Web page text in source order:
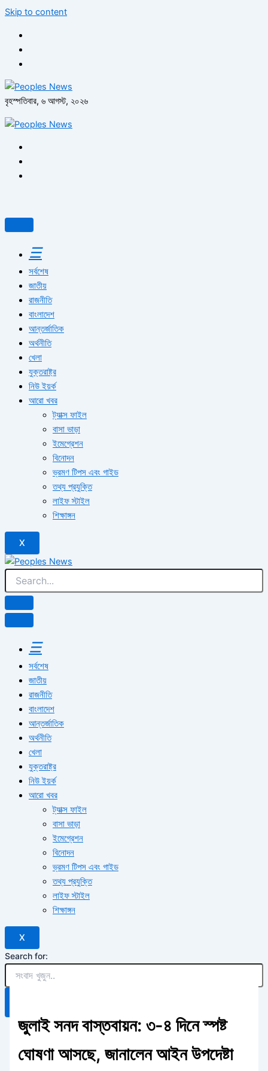
Skip to content
বৃহস্পতিবার, ৬ আগস্ট, ২০২৬
☰
সর্বশেষ
জাতীয়
রাজনীতি
বাংলাদেশ
আন্তর্জাতিক
অর্থনীতি
খেলা
যুক্তরাষ্ট্র
নিউ ইয়র্ক
আরো খবর
ট্যাক্স ফাইল
বাসা ভাড়া
ইমেগ্রেশন
বিনোদন
ভ্রমণ টিপস এবং গাইড
তথ্য প্রযুক্তি
লাইফ স্টাইল
শিক্ষাঙ্গন
X
☰
সর্বশেষ
জাতীয়
রাজনীতি
বাংলাদেশ
আন্তর্জাতিক
অর্থনীতি
খেলা
যুক্তরাষ্ট্র
নিউ ইয়র্ক
আরো খবর
ট্যাক্স ফাইল
বাসা ভাড়া
ইমেগ্রেশন
বিনোদন
ভ্রমণ টিপস এবং গাইড
তথ্য প্রযুক্তি
লাইফ স্টাইল
শিক্ষাঙ্গন
X
Search for:
জুলাই সনদ বাস্তবায়ন: ৩-৪ দিনে স্পষ্ট
ঘোষণা আসছে, জানালেন আইন উপদেষ্টা